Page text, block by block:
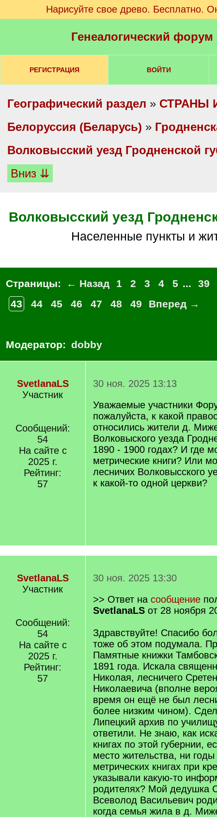
Нарисуйте свое древо. Бесплатно.
Генеалогический
РЕГИСТРАЦИЯ ВОЙТИ
Географический раздел » СТРАНЫ
Белоруссия (Беларусь) »
Волковысский уезд Гродненской
Вниз ⇊
Волковысский уезд
Населенные пункты и
Страницы: ← Назад 1 2 3 4 5 ...
39
43
44 45 46 47 48 49 Вперед →
Модератор: dobby
SvetlanaLS
Участник
Сообщений:
54
На сайте с
2025 г.
Рейтинг:
57
30 ноя. 2025 13:13
Уважаемые участники
пожалуйста, к какой
относились жители д.
Волковыского уезда
1890 - 1900 годах? И где
метрические книги? Или
лесничих Волковысского
к какой-то одной церкви?
SvetlanaLS
Участник
Сообщений:
54
На сайте с
2025 г.
Рейтинг:
57
30 ноя. 2025 13:30
>> Ответ на сообщение
SvetlanaLS от 28 ноября
Здравствуйте! Спасибо
тоже об этом подумала.
Памятные книжки
1891 года. Искала
Николая, лесничего
Николаевича (вполне
время он ещё не был
более низким чином).
Липецкий архив по
ответили. Не знаю, как
книгах по этой губернии,
место жительства, ни
метрических книгах при
указывали какую-то
родителях? Мой дедушка
Всеволод Васильевич
когда семья жила в д.